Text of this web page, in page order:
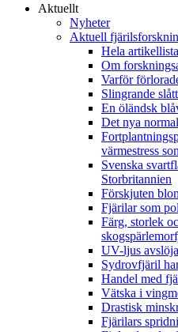
Aktuellt
Nyheter
Aktuell
Hela
Om
Varför
Slingrande
En öländsk
Det nya
värmestress
Svenska
Storbritannien
Förskjuten
Fjärilar som
Färg, storlek
UV-ljus
Sydrovfjäril
Handel med
Vätska i
Drastisk
Fjärilars